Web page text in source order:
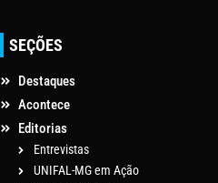
SEÇÕES
Destaques
Acontece
Editorias
Entrevistas
UNIFAL-MG em Ação